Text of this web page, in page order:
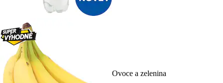
Ovoce a zelenina